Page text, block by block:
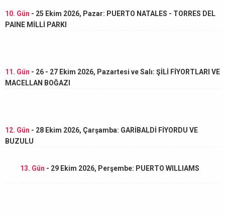
10. Gün - 25 Ekim 2026, Pazar: PUERTO NATALES - TORRES DEL
PAINE MİLLİ PARKI
11. Gün - 26 - 27 Ekim 2026, Pazartesi ve Salı: ŞİLİ FİYORTLARI VE
MACELLAN BOĞAZI
12. Gün - 28 Ekim 2026, Çarşamba: GARİBALDİ FİYORDU VE
BUZULU
13. Gün - 29 Ekim 2026, Perşembe: PUERTO WILLIAMS